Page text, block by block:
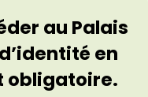
au Palais
en
obligatoire.